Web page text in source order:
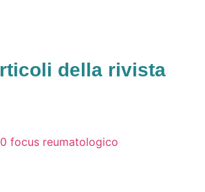
della rivista